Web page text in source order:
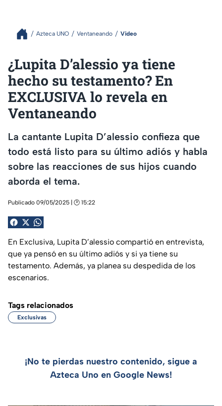
Azteca UNO Ventaneando Video
¿Lupita D’alessio ya tiene
hecho su testamento? En
EXCLUSIVA lo revela en
Ventaneando
La cantante Lupita D’alessio confieza que
todo está listo para su último adiós y habla
sobre las reacciones de sus hijos cuando
aborda el tema.
Publicado 09/05/2025 | 🕑 15:22
En Exclusiva, Lupita D’alessio compartió en entrevista,
que ya pensó en su último adiós y si ya tiene su
testamento. Además, ya planea su despedida de los
escenarios.
Tags relacionados
Exclusivas
¡No te pierdas nuestro contenido, sigue a
Azteca Uno en Google News!